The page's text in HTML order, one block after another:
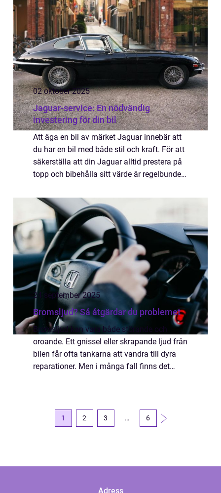
02 oktober 2025
Jaguar-service: En nödvändig
investering för din bil
Att äga en bil av märket Jaguar innebär att
du har en bil med både stil och kraft. För att
säkerställa att din Jaguar alltid prestera på
topp och bibehålla sitt värde är regelbunden
24 september 2025
Bromsljud? Så åtgärdar du problemet
Bromsljud kan vara både störande och
oroande. Ett gnissel eller skrapande ljud från
bilen får ofta tankarna att vandra till dyra
reparationer. Men i många fall finns det
1 2 3 … 6
Adress